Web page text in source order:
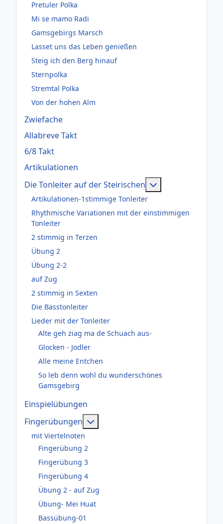
Pretuler Polka
Mi se mamo Radi
Gamsgebirgs Marsch
Lasset uns das Leben genießen
Steig ich den Berg hinauf
Sternpolka
Stremtal Polka
Von der hohen Alm
Zwiefache
Allabreve Takt
6/8 Takt
Artikulationen
Die Tonleiter auf der Steirischen
Artikulationen-1stimmige Tonleiter
Rhythmische Variationen mit der einstimmigen
Tonleiter
2 stimmig in Terzen
Übung 2
Übung 2-2
auf Zug
2 stimmig in Sexten
Die Basstonleiter
Lieder mit der Tonleiter
Alte geh ziag ma de Schuach aus-
Glocken - Jodler
Alle meine Entchen
So leb denn wohl du wunderschönes
Gamsgebirg
Einspielübungen
Fingerübungen
mit Viertelnoten
Fingerübung 2
Fingerübung 3
Fingerübung 4
Übung 2 - auf Zug
Übung- Mei Huat
Bassübung-01